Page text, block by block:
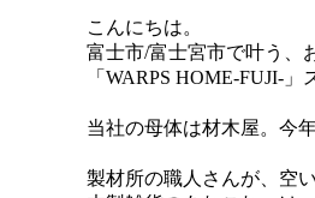
こんにちは。
富士市/富士宮市で叶う、
「WARPS HOME-FUJI-」
当社の母体は材木屋。今
製材所の職人さんが、空